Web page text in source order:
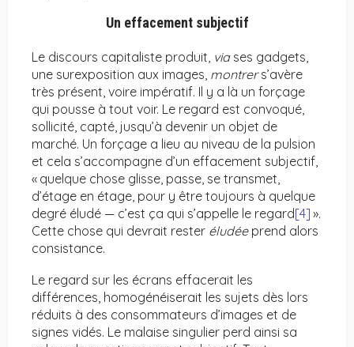
Un effacement subjectif
Le discours capitaliste produit, viases gadgets,
une surexposition aux images, montrers’avère
très présent, voire impératif. Il y a là un forçage
qui pousse à tout voir. Le regard est convoqué,
sollicité, capté, jusqu’à devenir un objet de
marché. Un forçage a lieu au niveau de la pulsion
et cela s’accompagne d’un effacement subjectif,
« quelque chose glisse, passe, se transmet,
d’étage en étage, pour y être toujours à quelque
degré éludé — c’est ça qui s’appelle le regard[4] ».
Cette chose qui devrait rester éludéeprend alors
consistance.
Le regard sur les écrans effacerait les
différences, homogénéiserait les sujets dès lors
réduits à des consommateurs d’images et de
signes vidés. Le malaise singulier perd ainsi sa